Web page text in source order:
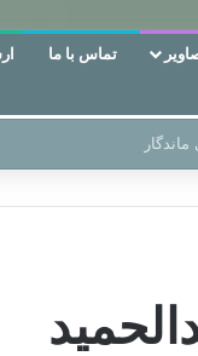
تماس با ما